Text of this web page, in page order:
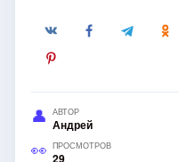
АВТОР
Андрей
ПРОСМОТРОВ
29